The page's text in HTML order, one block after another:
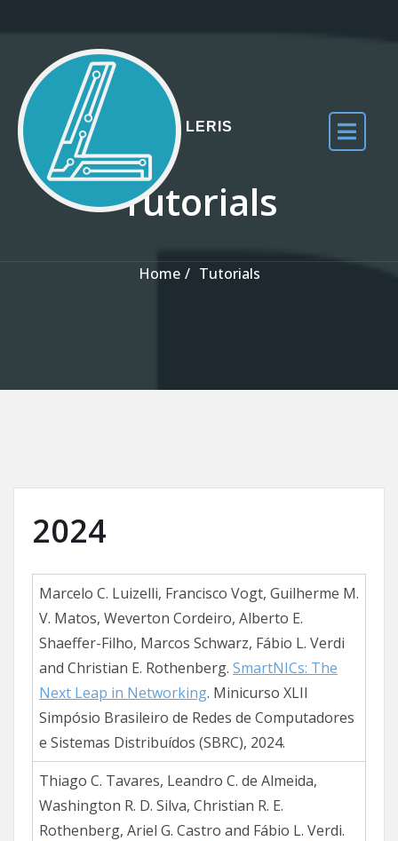
LERIS
Tutorials
Home Tutorials
2024
Marcelo C. Luizelli, Francisco Vogt, Guilherme M.
V. Matos, Weverton Cordeiro, Alberto E.
Shaeffer-Filho, Marcos Schwarz, Fábio L. Verdi
and Christian E. Rothenberg. SmartNICs: The
Next Leap in Networking. Minicurso XLII
Simpósio Brasileiro de Redes de Computadores
e Sistemas Distribuídos (SBRC), 2024.
Thiago C. Tavares, Leandro C. de Almeida,
Washington R. D. Silva, Christian R. E.
Rothenberg, Ariel G. Castro and Fábio L. Verdi.